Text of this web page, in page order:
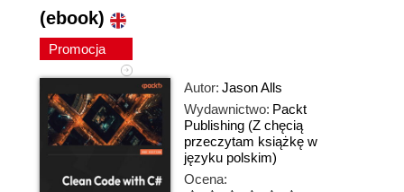
(ebook)
Promocja
Autor: Jason Alls
Wydawnictwo: Packt
Publishing (Z chęcią
przeczytam książkę w
języku polskim)
Ocena: